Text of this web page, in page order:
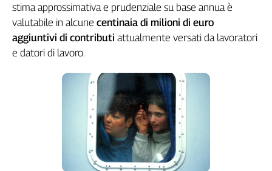
stima approssimativa e prudenziale su base annua è
valutabile in alcune centinaia di milioni di euro
aggiuntivi di contributi attualmente versati da lavoratori
e datori di lavoro.